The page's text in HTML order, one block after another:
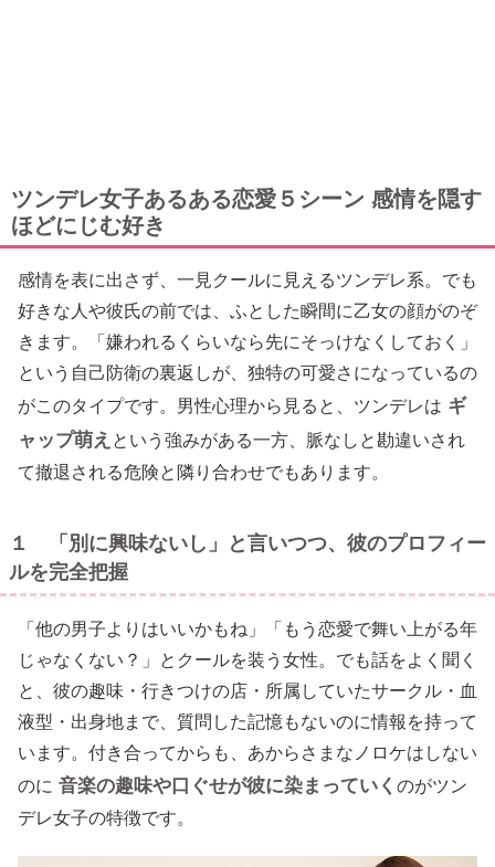
ツンデレ女子あるある恋愛５シーン 感情を隠す
ほどにじむ好き
感情を表に出さず、一見クールに見えるツンデレ系。でも
好きな人や彼氏の前では、ふとした瞬間に乙女の顔がのぞ
きます。「嫌われるくらいなら先にそっけなくしておく」
という自己防衛の裏返しが、独特の可愛さになっているの
がこのタイプです。男性心理から見ると、ツンデレは ギ
ャップ萌え という強みがある一方、脈なしと勘違いされ
て撤退される危険と隣り合わせでもあります。
１ 「別に興味ないし」と言いつつ、彼のプロフィー
ルを完全把握
「他の男子よりはいいかもね」「もう恋愛で舞い上がる年
じゃなくない？」とクールを装う女性。でも話をよく聞く
と、彼の趣味・行きつけの店・所属していたサークル・血
液型・出身地まで、質問した記憶もないのに情報を持って
います。付き合ってからも、あからさまなノロケはしない
のに 音楽の趣味や口ぐせが彼に染まっていくのがツン
デレ女子の特徴です。